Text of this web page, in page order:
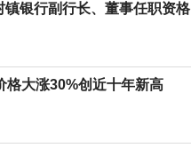
银行副行长、董事任职资格
格大涨30%创近十年新高